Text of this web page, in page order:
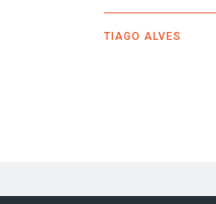
TIAGO ALVES